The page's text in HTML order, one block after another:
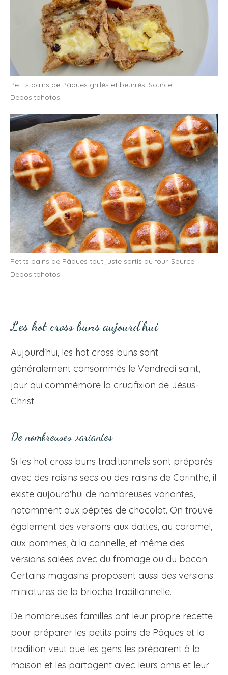
Petits pains de Pâques grillés et beurrés. Source :
Depositphotos
Petits pains de Pâques tout juste sortis du four. Source :
Depositphotos
Les hot cross buns aujourd'hui
Aujourd'hui, les hot cross buns sont
généralement consommés le Vendredi saint,
jour qui commémore la crucifixion de Jésus-
Christ.
De nombreuses variantes
Si les hot cross buns traditionnels sont préparés
avec des raisins secs ou des raisins de Corinthe, il
existe aujourd'hui de nombreuses variantes,
notamment aux pépites de chocolat. On trouve
également des versions aux dattes, au caramel,
aux pommes, à la cannelle, et même des
versions salées avec du fromage ou du bacon.
Certains magasins proposent aussi des versions
miniatures de la brioche traditionnelle.
De nombreuses familles ont leur propre recette
pour préparer les petits pains de Pâques et la
tradition veut que les gens les préparent à la
maison et les partagent avec leurs amis et leur